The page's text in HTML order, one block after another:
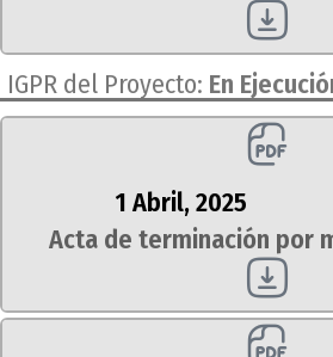
del Proyecto: En
1 Abril, 2025
Acta de terminación por